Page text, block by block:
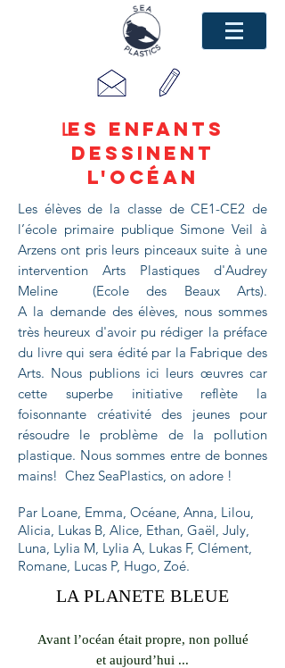
LES ENFANTS
DESSINENT
L'OCÉAN
Les élèves de la classe de CE1-CE2 de
l’école primaire publique Simone Veil à
Arzens ont pris leurs pinceaux suite à une
intervention Arts Plastiques d'Audrey
Meline (Ecole des Beaux Arts).
A la demande des élèves, nous sommes
très heureux d'avoir pu rédiger la préface
du livre qui sera édité par la Fabrique des
Arts. Nous publions ici leurs œuvres car
cette superbe initiative reflète la
foisonnante créativité des jeunes pour
résoudre le problème de la pollution
plastique. Nous sommes entre de bonnes
mains! Chez SeaPlastics, on adore !
Par Loane, Emma, Océane, Anna, Lilou,
Alicia, Lukas B, Alice, Ethan, Gaël, July,
Luna, Lylia M, Lylia A, Lukas F, Clément,
Romane, Lucas P, Hugo, Zoé.
LA PLANETE BLEUE
Avant l’océan était propre, non pollué
et aujourd’hui ...